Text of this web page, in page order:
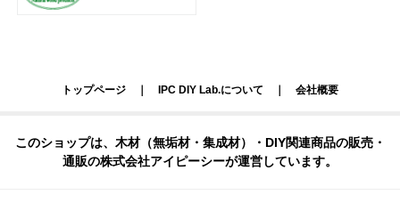
トップページ IPC DIY Lab.について 会社概要
このショップは、木材（無垢材・集成材）・DIY関連商品の販売・
通販の株式会社アイピーシーが運営しています。